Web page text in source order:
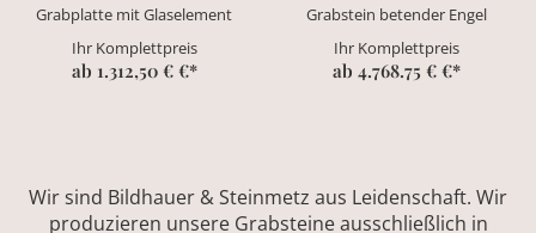
Grabplatte mit Glaselement
Ihr Komplettpreis
ab 1.312,50 € €*
Grabstein betender Engel
Ihr Komplettpreis
ab 4.768.75 € €*
Wir sind Bildhauer & Steinmetz aus Leidenschaft. Wir
produzieren unsere Grabsteine ausschließlich in